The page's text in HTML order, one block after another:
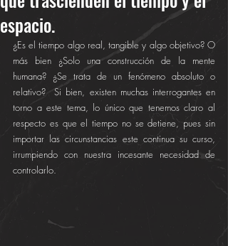
espacio.
¿Es el tiempo algo real, tangible y algo objetivo? O
más bien ¿Solo una construcción de la mente
humana? ¿Se trata de un fenómeno absoluto o
relativo?  Si bien, existen muchas interrogantes en
torno a este tema, lo único que tenemos claro al
respecto es que el tiempo no se detiene, pues sin
importar las circunstancias este continua su curso,
irrumpiendo con nuestra incesante necesidad de
controlarlo.